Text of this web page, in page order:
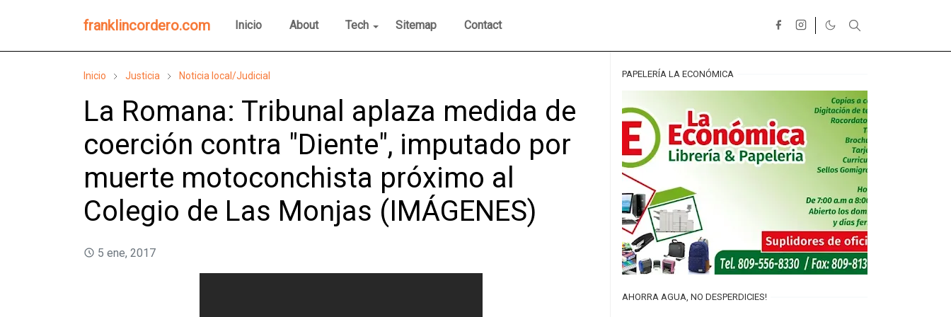
franklincordero.com Inicio About Tech Sitemap Contact
Inicio Justicia Noticia local/Judicial
La Romana: Tribunal aplaza medida de
coerción contra "Diente", imputado por
muerte motoconchista próximo al
Colegio de Las Monjas (IMÁGENES)
5 ene, 2017
PAPELERÍA LA ECONÓMICA
AHORRA AGUA, NO DESPERDICIES!